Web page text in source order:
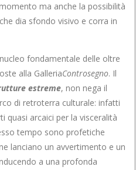
ma anche la possibilità
dia sfondo visivo e corra in
fondamentale delle oltre
alla GalleriaControsegno. Il
estreme, non nega il
di retroterra culturale: infatti
quasi arcaici per la visceralità
tempo sono profetiche
lanciano un avvertimento e un
a una profonda